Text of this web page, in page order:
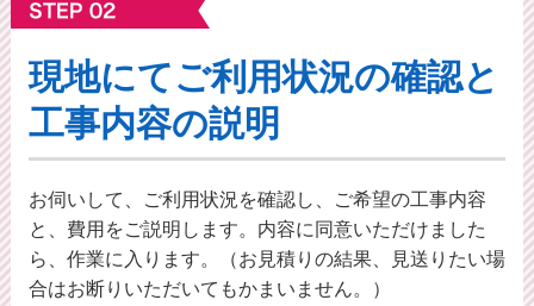
現地にてご利⽤状況の確認と
工事内容の説明
お伺いして、ご利用状況を確認し、ご希望の工事内容
と、費用をご説明します。内容に同意いただけました
ら、作業に入ります。（お見積りの結果、見送りたい場
合はお断りいただいてもかまいません。）